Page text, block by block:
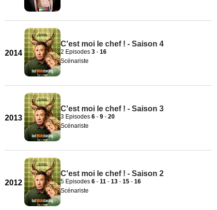
2014
C'est moi le chef ! - Saison 4
2 Episodes 3 - 16
Scénariste
2013
C'est moi le chef ! - Saison 3
3 Episodes 6 - 9 - 20
Scénariste
2012
C'est moi le chef ! - Saison 2
5 Episodes 6 - 11 - 13 - 15 - 16
Scénariste